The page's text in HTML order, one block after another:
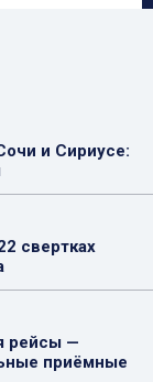
и Сириусе:
свертках
рейсы —
приёмные